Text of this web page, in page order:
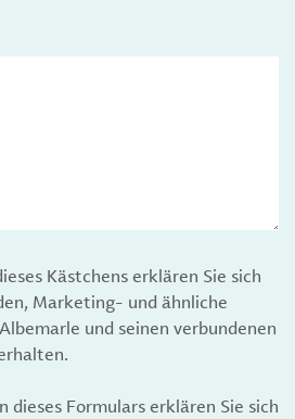
Kästchens erklären Sie sich
Marketing- und ähnliche
und seinen verbundenen
dieses Formulars erklären Sie sich